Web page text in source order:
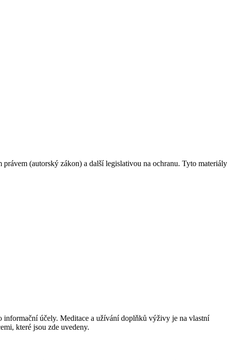
(autorský zákon) a další legislativou na ochranu. Tyto materiály
informační účely. Meditace a užívání doplňků výživy je na vlastní
které jsou zde uvedeny.